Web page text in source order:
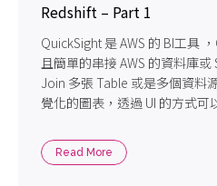
Redshift – Part 1
QuickSight 是 AWS 的 BI工具
且簡單的串接 AWS 的資料庫
Join 多張 Table 或是多個資料
覺化的圖表，透過 UI 的方式可
Read More